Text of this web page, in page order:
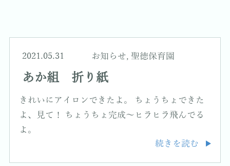
2021.05.31 お知らせ, 聖徳保育園
あか組 折り紙
きれいにアイロンできたよ。 ちょうちょできた
よ、見て！ ちょうちょ完成～ヒラヒラ飛んでる
よ。
続きを読む